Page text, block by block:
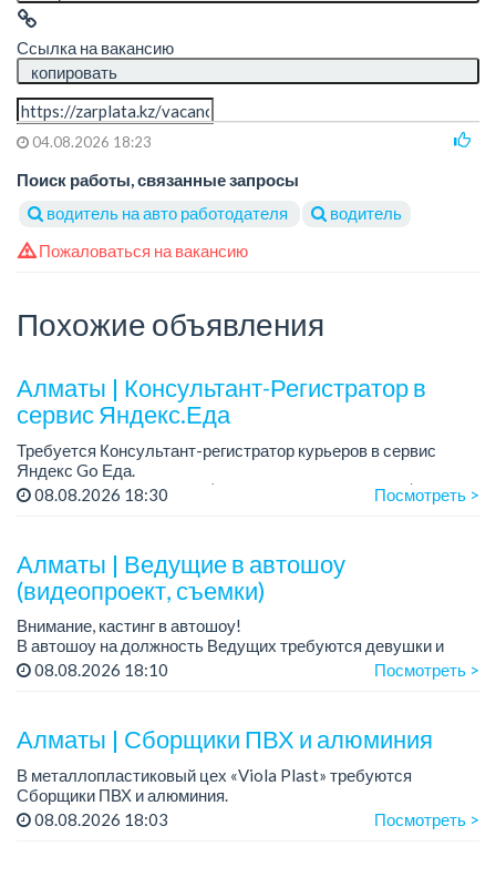
Ссылка на вакансию
копировать
04.08.2026 18:23
Поиск работы, связанные запросы
водитель на авто работодателя
водитель
Пожаловаться на вакансию
Похожие объявления
Алматы | Консультант-Регистратор в
сервис Яндекс.Еда
Требуется Консультант-регистратор курьеров в сервис
Яндекс Go Еда.
Условия: работа в офисе (Абылай хана - Макатаева).
08.08.2026 18:30 Посмотреть >
Алматы | Ведущие в автошоу
(видеопроект, съемки)
Внимание, кастинг в автошоу!
В автошоу на должность Ведущих требуются девушки и
парни. А также авто эксперты и авто перекупы.
08.08.2026 18:10 Посмотреть >
Алматы | Сборщики ПВХ и алюминия
В металлопластиковый цех «Viola Plast» требуются
Сборщики ПВХ и алюминия.
График работы: 5/2, с 08.00 до 17.00.
08.08.2026 18:03 Посмотреть >